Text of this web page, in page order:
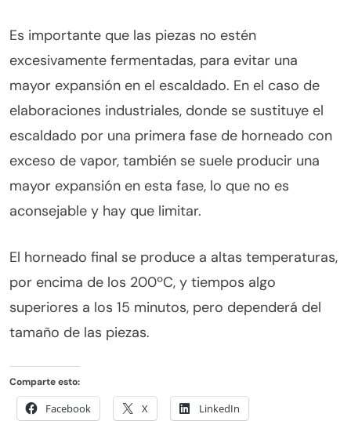
Es importante que las piezas no estén
excesivamente fermentadas, para evitar una
mayor expansión en el escaldado. En el caso de
elaboraciones industriales, donde se sustituye el
escaldado por una primera fase de horneado con
exceso de vapor, también se suele producir una
mayor expansión en esta fase, lo que no es
aconsejable y hay que limitar.
El horneado final se produce a altas temperaturas,
por encima de los 200ºC, y tiempos algo
superiores a los 15 minutos, pero dependerá del
tamaño de las piezas.
Comparte esto:
Facebook X LinkedIn